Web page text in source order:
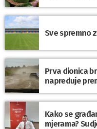
Sve spremno
Prva dionica
napreduje
Kako se
mjerama?